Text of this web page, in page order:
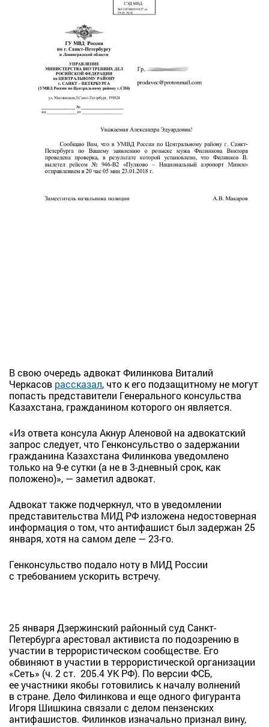
В свою очередь адвокат Филинкова Виталий
Черкасов рассказал, что к его подзащитному не могут
попасть представители Генерального консульства
Казахстана, гражданином которого он является.
«Из ответа консула Акнур Аленовой на адвокатский
запрос следует, что Генконсульство о задержании
гражданина Казахстана Филинкова уведомлено
только на 9-е сутки (а не в 3-дневный срок, как
положено)», — заметил адвокат.
Адвокат также подчеркнул, что в уведомлении
представительства МИД РФ изложена недостоверная
информация о том, что антифашист был задержан 25
января, хотя на самом деле — 23-го.
Генконсульство подало ноту в МИД России
с требованием ускорить встречу.
25 января Дзержинский районный суд Санкт-
Петербурга арестовал активиста по подозрению в
участии в террористическом сообществе. Его
обвиняют в участии в террористической организации
«Сеть» (ч. 2 ст. 205.4 УК РФ). По версии ФСБ,
ее участники якобы готовились к началу волнений
в стране. Дело Филинкова и еще одного фигуранта
Игоря Шишкина связали с делом пензенских
антифашистов. Филинков изначально признал вину,